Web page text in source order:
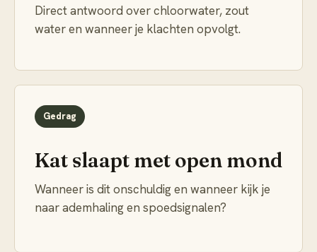
Direct antwoord over chloorwater, zout
water en wanneer je klachten opvolgt.
Gedrag
Kat slaapt met open mond
Wanneer is dit onschuldig en wanneer kijk je
naar ademhaling en spoedsignalen?